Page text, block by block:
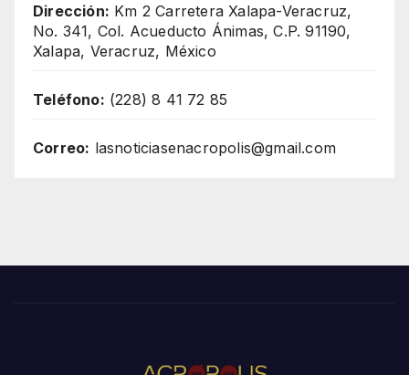
Dirección: Km 2 Carretera Xalapa-Veracruz,
No. 341, Col. Acueducto Ánimas, C.P. 91190,
Xalapa, Veracruz, México
Teléfono: (228) 8 41 72 85
Correo: lasnoticiasenacropolis@gmail.com